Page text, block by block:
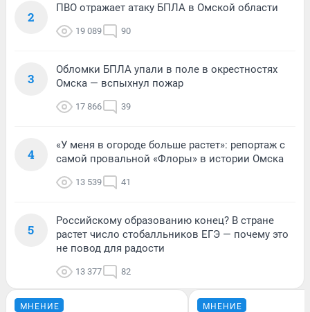
2
ПВО отражает атаку БПЛА в Омской области
19 089 90
3
Обломки БПЛА упали в поле в окрестностях
Омска — вспыхнул пожар
17 866 39
4
«У меня в огороде больше растет»: репортаж с
самой провальной «Флоры» в истории Омска
13 539 41
5
Российскому образованию конец? В стране
растет число стобалльников ЕГЭ — почему это
не повод для радости
13 377 82
МНЕНИЕ МНЕНИЕ